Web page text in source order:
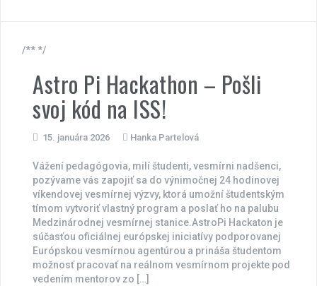
/** */
Astro Pi Hackathon – Pošli
svoj kód na ISS!
15. januára 2026 Hanka Partelová
Vážení pedagógovia, milí študenti, vesmírni nadšenci,
pozývame vás zapojiť sa do výnimočnej 24 hodinovej
víkendovej vesmírnej výzvy, ktorá umožní študentským
tímom vytvoriť vlastný program a poslať ho na palubu
Medzinárodnej vesmírnej stanice.AstroPi Hackaton je
súčasťou oficiálnej európskej iniciatívy podporovanej
Európskou vesmírnou agentúrou a prináša študentom
možnosť pracovať na reálnom vesmírnom projekte pod
vedením mentorov zo […]